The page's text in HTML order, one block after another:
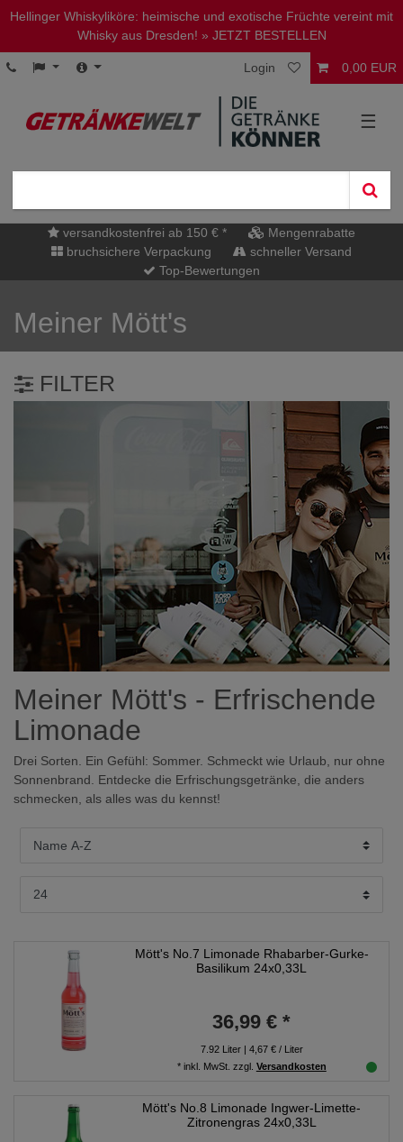
Hellinger Whiskyliköre: heimische und exotische Früchte vereint mit
Whisky aus Dresden! » JETZT BESTELLEN
Login 0,00 EUR
☰
versandkostenfrei ab 150 € *
Mengenrabatte
bruchsichere Verpackung
schneller Versand
Top-Bewertungen
Meiner Mött's
FILTER
Meiner Mött's - Erfrischende
Limonade
Drei Sorten. Ein Gefühl: Sommer. Schmeckt wie Urlaub, nur ohne
Sonnenbrand. Entdecke die Erfrischungsgetränke, die anders
schmecken, als alles was du kennst!
Mött's No.7 Limonade Rhabarber-Gurke-
Basilikum 24x0,33L
36,99 € *
7.92Liter| 4,67 € / Liter
* inkl. MwSt. zzgl. Versandkosten
Mött's No.8 Limonade Ingwer-Limette-
Zitronengras 24x0,33L